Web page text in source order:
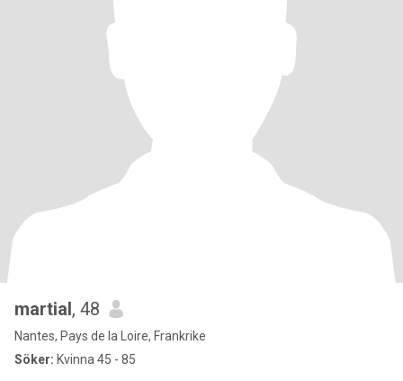
martial, 48
Nantes, Pays de la Loire, Frankrike
Söker: Kvinna 45 - 85